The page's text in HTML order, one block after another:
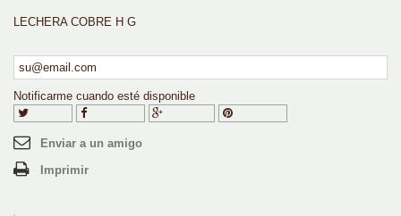
LECHERA COBRE H G
Notificarme cuando esté disponible
Tuitear
Compartir
Enviar a un amigo
Imprimir